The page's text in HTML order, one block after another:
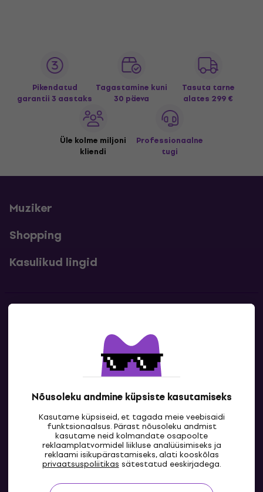
Nõusoleku andmine küpsiste kasutamiseks
Kasutame küpsiseid, et tagada meie veebisaidi
funktsionaalsus. Pärast nõusoleku andmist
kasutame neid kolmandate osapoolte
reklaamplatvormidel liikluse analüüsimiseks ja
reklaami isikupärastamiseks, alati kooskõlas
privaatsuspoliitikas sätestatud eeskirjadega.
Pikendatud
garantii 3 aastaks
Tagastamine kuni
30 päeva
Tasuta tarne
alates 299 €
Üle kolme miljoni
kliendi
Professionaalne
tugi
Muziker
Shopping
Kasulikud lingid
Kontaktandmed
EE